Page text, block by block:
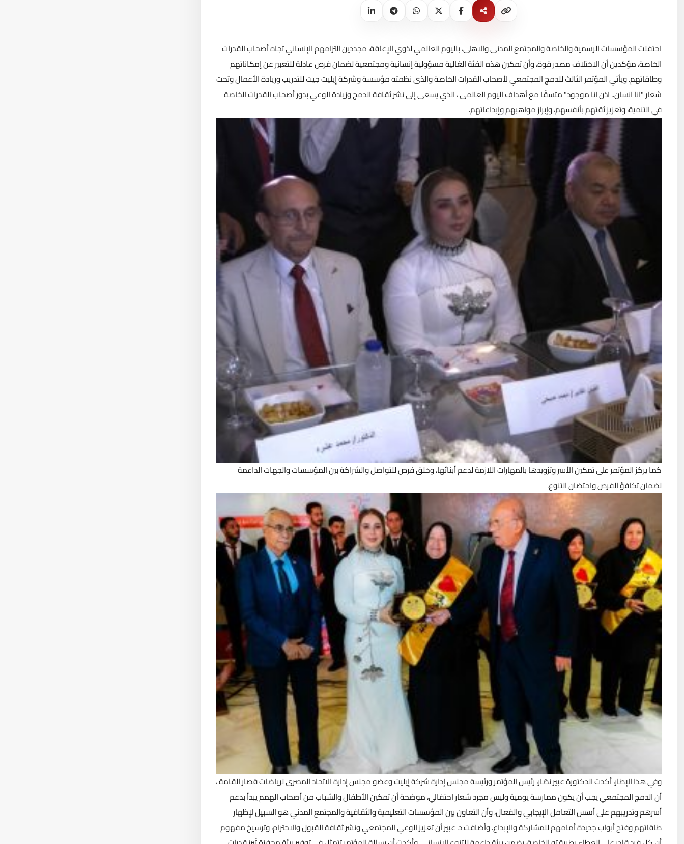
احتفلت المؤسسات الرسمية والخاصة والمجتمع المدنى والاهلى، باليوم العالمي لذوي الإعاقة، مجددين التزامهم الإنساني تجاه أصحاب القدرات
الخاصة، مؤكدين أن الاختلاف مصدر قوة، وأن تمكين هذه الفئة الغالية مسؤولية إنسانية ومجتمعية لضمان فرص عادلة للتعبير عن إمكاناتهم
وطاقاتهم.ويأتي المؤتمر الثالث للدمج المجتمعي لأصحاب القدرات الخاصة والذى نظمته مؤسسة وشركة إيليت جيت للتدريب وريادة الأعمال وتحت
شعار "انا انسان.. اذن انا موجود" متسقًا مع أهداف اليوم العالمى ، الذي يسعى إلى نشر ثقافة الدمج وزيادة الوعي بدور أصحاب القدرات الخاصة
في التنمية، وتعزيز ثقتهم بأنفسهم، وإبراز مواهبهم وإبداعاتهم.
كما يركز المؤتمر على تمكين الأسر وتزويدها بالمهارات اللازمة لدعم أبنائها، وخلق فرص للتواصل والشراكة بين المؤسسات والجهات الداعمة
لضمان تكافؤ الفرص واحتضان التنوع.
وفي هذا الإطار، أكدت الدكتورة عبير نصّار، رئيس المؤتمر ورئيسة مجلس إدارة شركة إيليت وعضو مجلس إدارة الاتحاد المصرى لرياضات قصار القامة ،
أن الدمج المجتمعي يجب أن يكون ممارسة يومية وليس مجرد شعار احتفالي، موضحة أن تمكين الأطفال والشباب من أصحاب الهمم يبدأ بدعم
أسرهم وتدريبهم على أسس التعامل الإيجابي والفعال، وأن التعاون بين المؤسسات التعليمية والثقافية والمجتمع المدني هو السبيل لإظهار
طاقاتهم وفتح أبواب جديدة أمامهم للمشاركة والإبداع. وأضافت د. عبير أن تعزيز الوعي المجتمعي ونشر ثقافة القبول والاحترام، وترسيخ مفهوم